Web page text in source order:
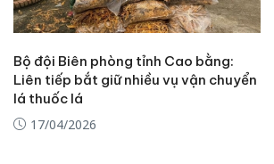
Bộ đội Biên phòng tỉnh Cao bằng:
Liên tiếp bắt giữ nhiều vụ vận chuyển
lá thuốc lá
17/04/2026